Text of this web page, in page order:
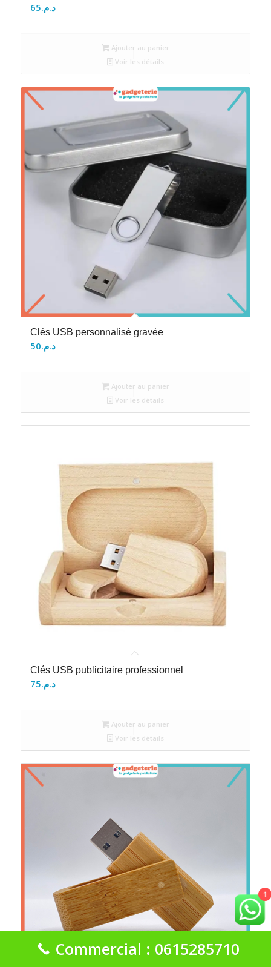
د.م.65
Ajouter au panier
Voir les détails
Clés USB personnalisé gravée
د.م.50
Ajouter au panier
Voir les détails
Clés USB publicitaire professionnel
د.م.75
Ajouter au panier
Voir les détails
1
Commercial : 0615285710